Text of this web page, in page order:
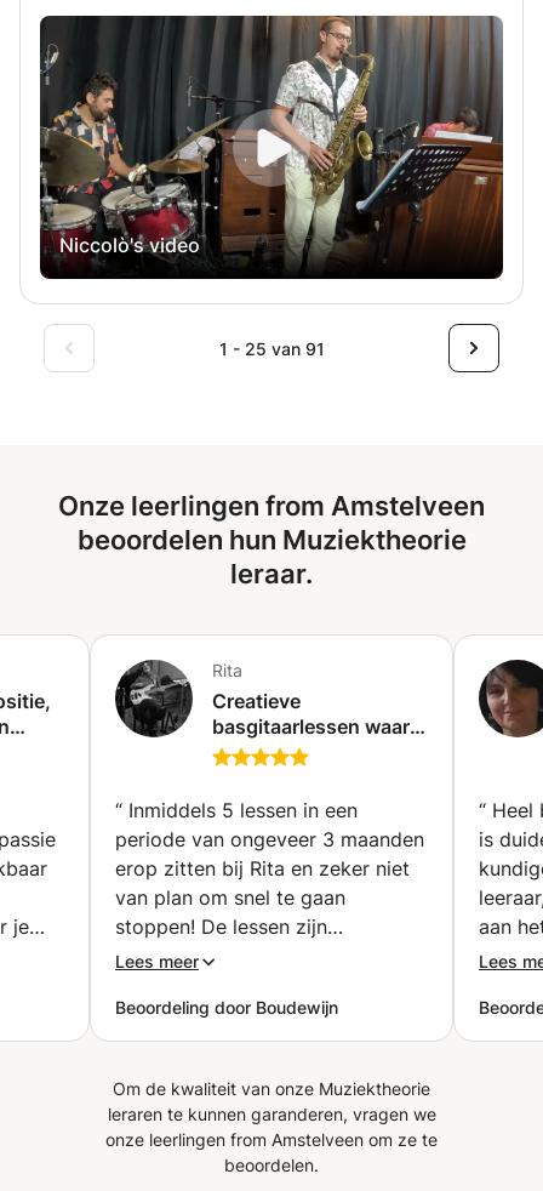
Conservatorium van Amsterdam, met twee jaar klassieke
piano en twee jaar jazzpiano (harmonie op de piano). Mijn
lessen zijn gericht op een praktische aanpak en helpen je
akkoorden, progressies en muzikale structuren op een
eenvoudige en toegankelijke manier te begrijpen. Of je nu
helemaal opnieuw begint of de piano wilt gebruiken om
muziek beter te begrijpen, mijn lessen begeleiden je stap
voor stap op een ontspannen en boeiende manier.
Niccolò's video
1 - 25 van 91
Onze leerlingen from Amstelveen
beoordelen hun Muziektheorie
leraar.
je
Rita
Creatieve
basgitaarlessen waar
de liedjes centraal
“ Inmiddels 5 lessen in een
periode van ongeveer 3 maanden
erop zitten bij Rita en zeker niet
van plan om snel te gaan
stoppen! De lessen zijn
afwisselend met een fijne
techniek waarbij Rita je beetje bij
beetje uit je comfort zone duwt
de basgitaar te komen. Een
aanrader :) ”
Lees meer
Beoordeling door Boudewijn
“ Heel
is
aan
van de
solide
piano
Lees
Om de kwaliteit van onze Muziektheorie
leraren te kunnen garanderen, vragen we
onze leerlingen from Amstelveen om ze te
beoordelen.